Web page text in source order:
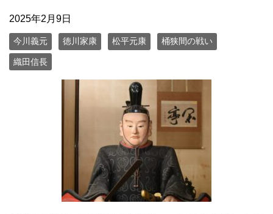
2025年2月9日
今川義元 徳川家康 松平元康 桶狭間の戦い
織田信長